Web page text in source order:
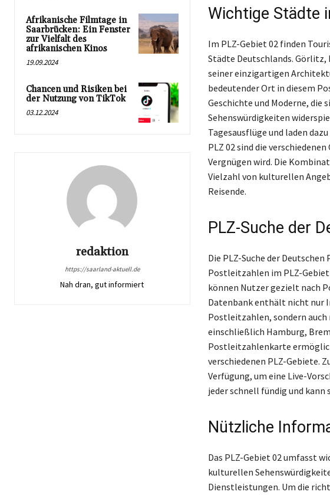
Afrikanische Filmtage in
Saarbrücken: Ein Fenster
zur Vielfalt des
afrikanischen Kinos
19.09.2024
Chancen und Risiken bei
der Nutzung von TikTok
03.12.2024
redaktion
https://saarland-aktuell.de
Nah dran, gut informiert
Wichtige Städte
Im PLZ-Gebiet 02 finden
Städte Deutschlands.
seiner einzigartigen
bedeutender Ort in diesem
Geschichte und Moderne, die
Sehenswürdigkeiten
Tagesausflüge und laden
PLZ 02 sind die
Vergnügen wird. Die
Vielzahl von kulturellen
Reisende.
PLZ-Suche der
Die PLZ-Suche der
Postleitzahlen im PLZ-
können Nutzer gezielt nach
Datenbank enthält nicht nur
Postleitzahlen, sondern auch
einschließlich Hamburg,
Postleitzahlenkarte
verschiedenen PLZ-Gebiete.
Verfügung, um eine Live-
jeder schnell fündig und kann
Nützliche
Das PLZ-Gebiet 02 umfasst
kulturellen
Dienstleistungen. Um die